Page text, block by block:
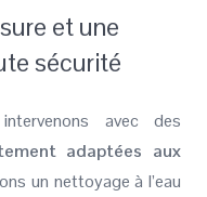
et une
sécurité
avec des
adaptées aux
un nettoyage à l’eau